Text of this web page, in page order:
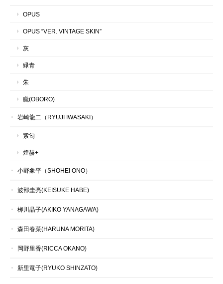
OPUS
OPUS “VER. VINTAGE SKIN”
灰
緑青
朱
朧(OBORO)
岩崎龍二（RYUJI IWASAKI）
紫匂
煌赫+
小野象平（SHOHEI ONO）
波部圭亮(KEISUKE HABE)
栁川晶子(AKIKO YANAGAWA)
森田春菜(HARUNA MORITA)
岡野里香(RICCA OKANO)
新里竜子(RYUKO SHINZATO)